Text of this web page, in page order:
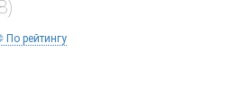
По рейтингу